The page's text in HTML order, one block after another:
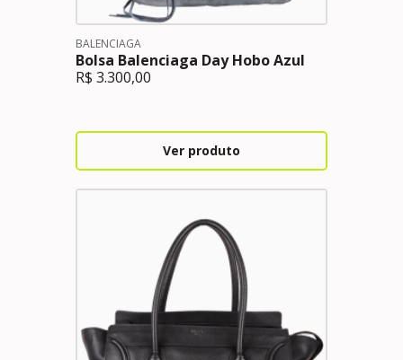
BALENCIAGA
Bolsa Balenciaga Day Hobo Azul
R$ 3.300,00
Ver produto